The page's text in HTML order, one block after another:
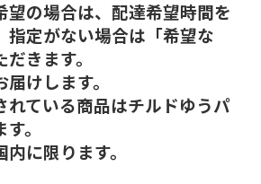
の場合は、配達希望時間を
指定がない場合は「希望な
きます。
けします。
ている商品はチルドゆうパ
。
に限ります。